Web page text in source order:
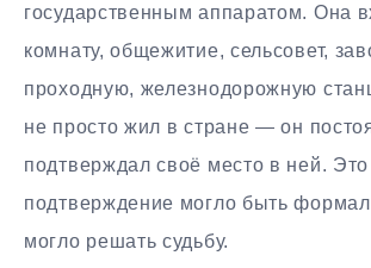
государственным аппаратом. Она
комнату, общежитие, сельсовет,
проходную, железнодорожную
не просто жил в стране — он
подтверждал своё место в ней. Это
подтверждение могло быть
могло решать судьбу.